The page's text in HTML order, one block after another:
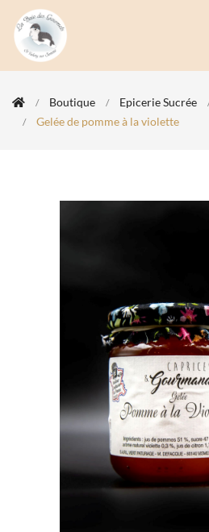
Boutique Epicerie Sucrée
Gelée de pomme à la violette